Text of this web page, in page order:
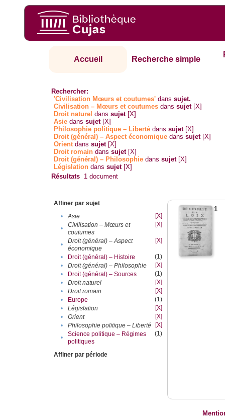
Accueil Recherche simple
Rechercher:
'Civilisation Mœurs et coutumes' danssujet.
Civilisation – Mœurs et coutumes danssujet [X]
Droit naturel danssujet [X]
Asie danssujet [X]
Philosophie politique – Liberté danssujet [X]
Droit (général) – Aspect économique danssujet [X]
Orientdanssujet [X]
Droit romain danssujet [X]
Droit (général) – Philosophie danssujet [X]
Législation danssujet [X]
Résultats 1 document
Affiner par sujet
•
Asie
[X]
•
Civilisation – Mœurs et
coutumes
[X]
•
Droit (général) – Aspect
économique
[X]
• Droit (général) – Histoire
(1)
•
Droit (général) – Philosophie
[X]
•
Droit (général) – Sources
(1)
•
Droit naturel
[X]
•
Droit romain
[X]
•
Europe
(1)
•
Législation
[X]
•
Orient
[X]
•
Philosophie politique – Liberté
[X]
•
Science politique – Régimes
politiques
(1)
Affiner par période
1